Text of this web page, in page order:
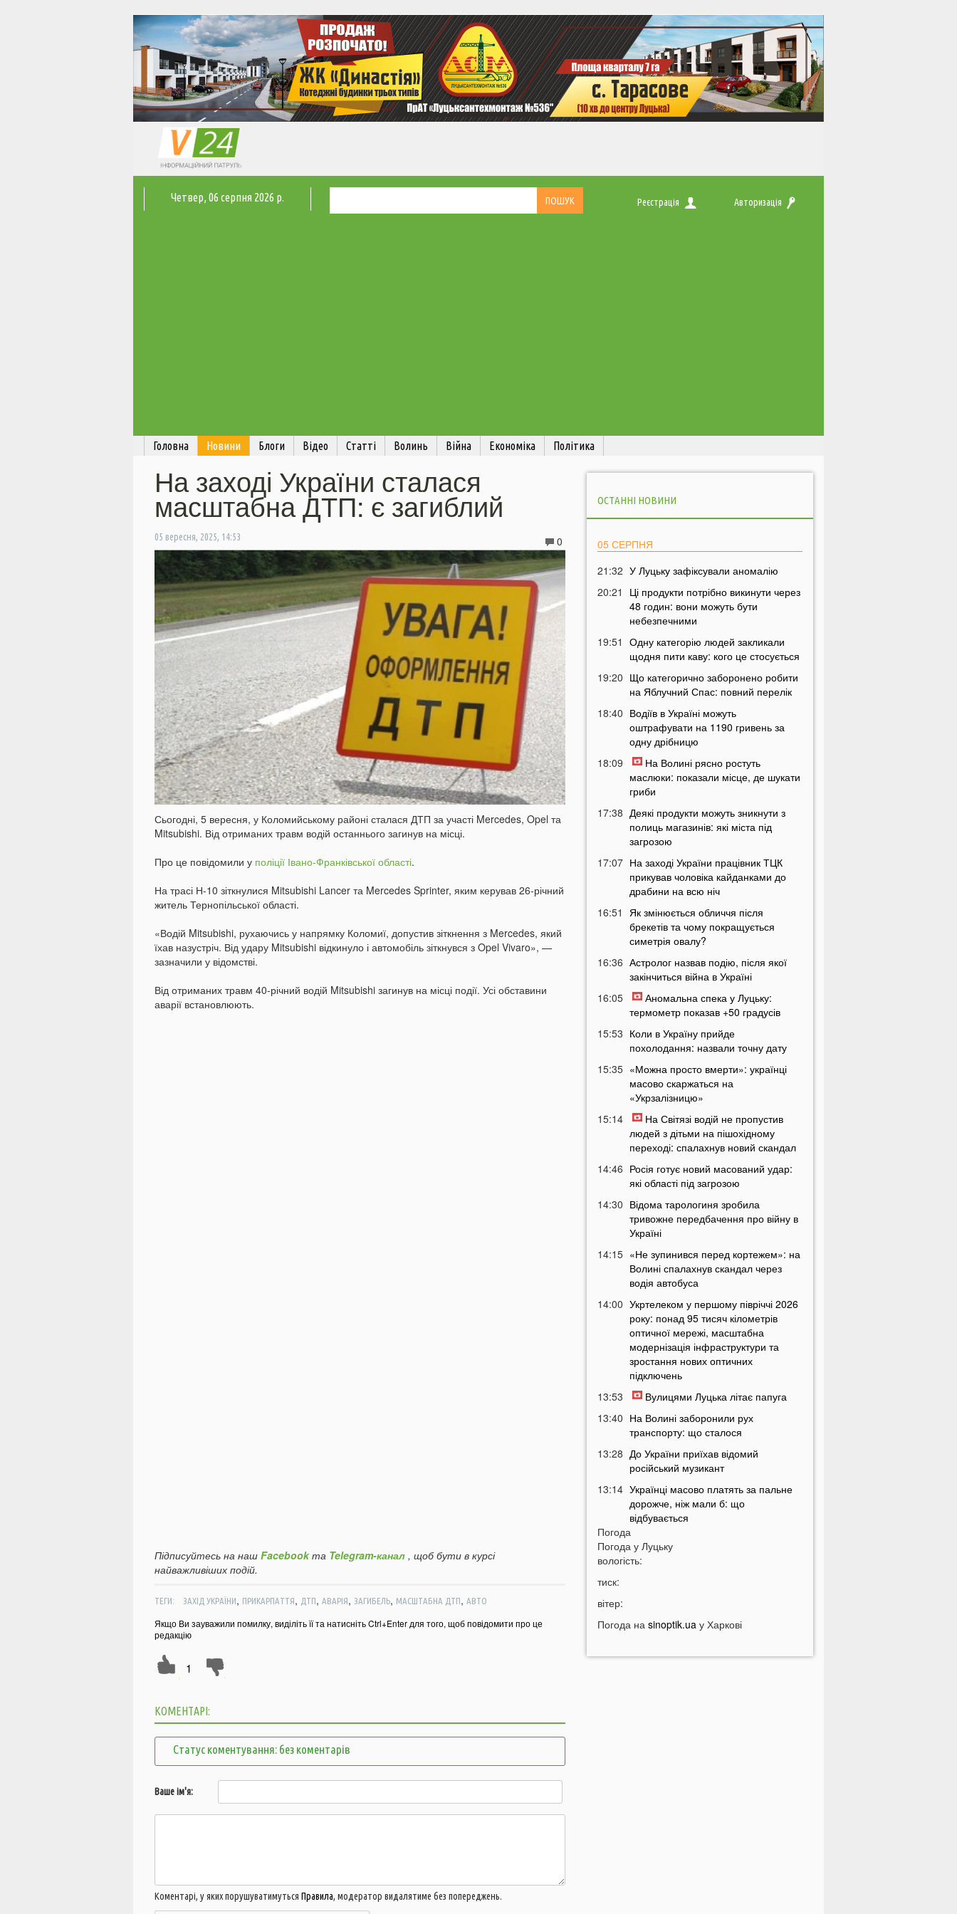
Четвер, 06 серпня 2026 р. Реєстрація Авторизація
Головна Новини Блоги Відео Статті Волинь Війна Економіка Політика
На заході України сталася
масштабна ДТП: є загиблий
05 вересня, 2025, 14:53 0
Сьогодні, 5 вересня, у Коломийському районі сталася ДТП за участі Mercedes, Opel та
Mitsubishi. Від отриманих травм водій останнього загинув на місці.
Про це повідомили у поліції Івано-Франківської області.
На трасі Н-10 зіткнулися Mitsubishi Lancer та Mercedes Sprinter, яким керував 26-річний
житель Тернопільської області.
«Водій Mitsubishi, рухаючись у напрямку Коломиї, допустив зіткнення з Mercedes, який
їхав назустріч. Від удару Mitsubishi відкинуло і автомобіль зіткнувся з Opel Vivaro», —
зазначили у відомстві.
Від отриманих травм 40-річний водій Mitsubishi загинув на місці події. Усі обставини
аварії встановлюють.
Підписуйтесь на наш Facebookта Telegram-канал , щоб бути в курсі
найважливіших подій.
ТЕГИ: ЗАХІД УКРАЇНИ, ПРИКАРПАТТЯ, ДТП, АВАРІЯ, ЗАГИБЕЛЬ, МАСШТАБНА ДТП, АВТО
Якщо Ви зауважили помилку, виділіть її та натисніть Ctrl+Enter для того, щоб повідомити про це
редакцію
1
КОМЕНТАРІ:
Статус коментування: без коментарів
Ваше ім'я:
Коментарі, у яких порушуватимуться Правила, модератор видалятиме без попереджень.
ОСТАННІ НОВИНИ
05 СЕРПНЯ
21:32 У Луцьку зафіксували аномалію
20:21
Ці продукти потрібно викинути через
48 годин: вони можуть бути
небезпечними
19:51
Одну категорію людей закликали
щодня пити каву: кого це стосується
19:20 Що категорично заборонено робити
на Яблучний Спас: повний перелік
18:40 Водіїв в Україні можуть
оштрафувати на 1190 гривень за
одну дрібницю
18:09
На Волині рясно ростуть
маслюки: показали місце, де шукати
гриби
17:38 Деякі продукти можуть зникнути з
полиць магазинів: які міста під
загрозою
17:07 На заході України працівник ТЦК
прикував чоловіка кайданками до
драбини на всю ніч
16:51
Як змінюється обличчя після
брекетів та чому покращується
симетрія овалу?
16:36 Астролог назвав подію, після якої
закінчиться війна в Україні
16:05
Аномальна спека у Луцьку:
термометр показав +50 градусів
15:53 Коли в Україну прийде
похолодання: назвали точну дату
15:35 «Можна просто вмерти»: українці
масово скаржаться на
«Укрзалізницю»
15:14
На Світязі водій не пропустив
людей з дітьми на пішохідному
переході: спалахнув новий скандал
14:46 Росія готує новий масований удар:
які області під загрозою
14:30 Відома тарологиня зробила
тривожне передбачення про війну в
Україні
14:15 «Не зупинився перед кортежем»: на
Волині спалахнув скандал через
водія автобуса
14:00 Укртелеком у першому півріччі 2026
року: понад 95 тисяч кілометрів
оптичної мережі, масштабна
модернізація інфраструктури та
зростання нових оптичних
підключень
13:53
Вулицями Луцька літає папуга
13:40 На Волині заборонили рух
транспорту: що сталося
13:28 До України приїхав відомий
російський музикант
13:14 Українці масово платять за пальне
дорожче, ніж мали б: що
відбувається
12:45 Українців попередили про
повернення графіків відключень
світла
12:26
12:13 Популярний продукт подорожчав на
11:44 У Луцьку чоловік вдарив сусіда
Погода
Погода у Луцьку
вологість:
тиск:
вітер:
Погода на sinoptik.uaу Харкові